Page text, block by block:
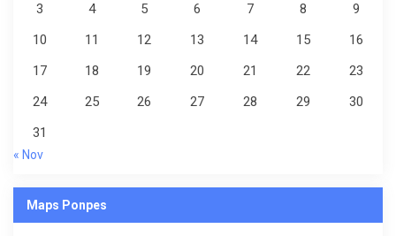
3
4 5 6 7 8
9
10
11 12 13 14 15
16
17
18 19 20 21 22
23
24
25 26 27 28 29
30
31
« Nov
Maps Ponpes